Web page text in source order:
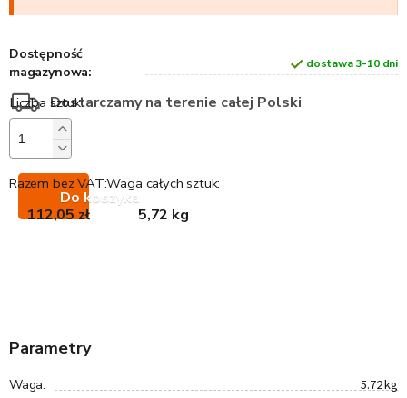
Dostępność
magazynowa:
dostawa 3-10 dni
Dostarczamy na terenie całej Polski
Do koszyka
Waga całych sztuk:
5,72 kg
Razem bez VAT:
112,05 zł
Parametry
Waga: 5.72 kg